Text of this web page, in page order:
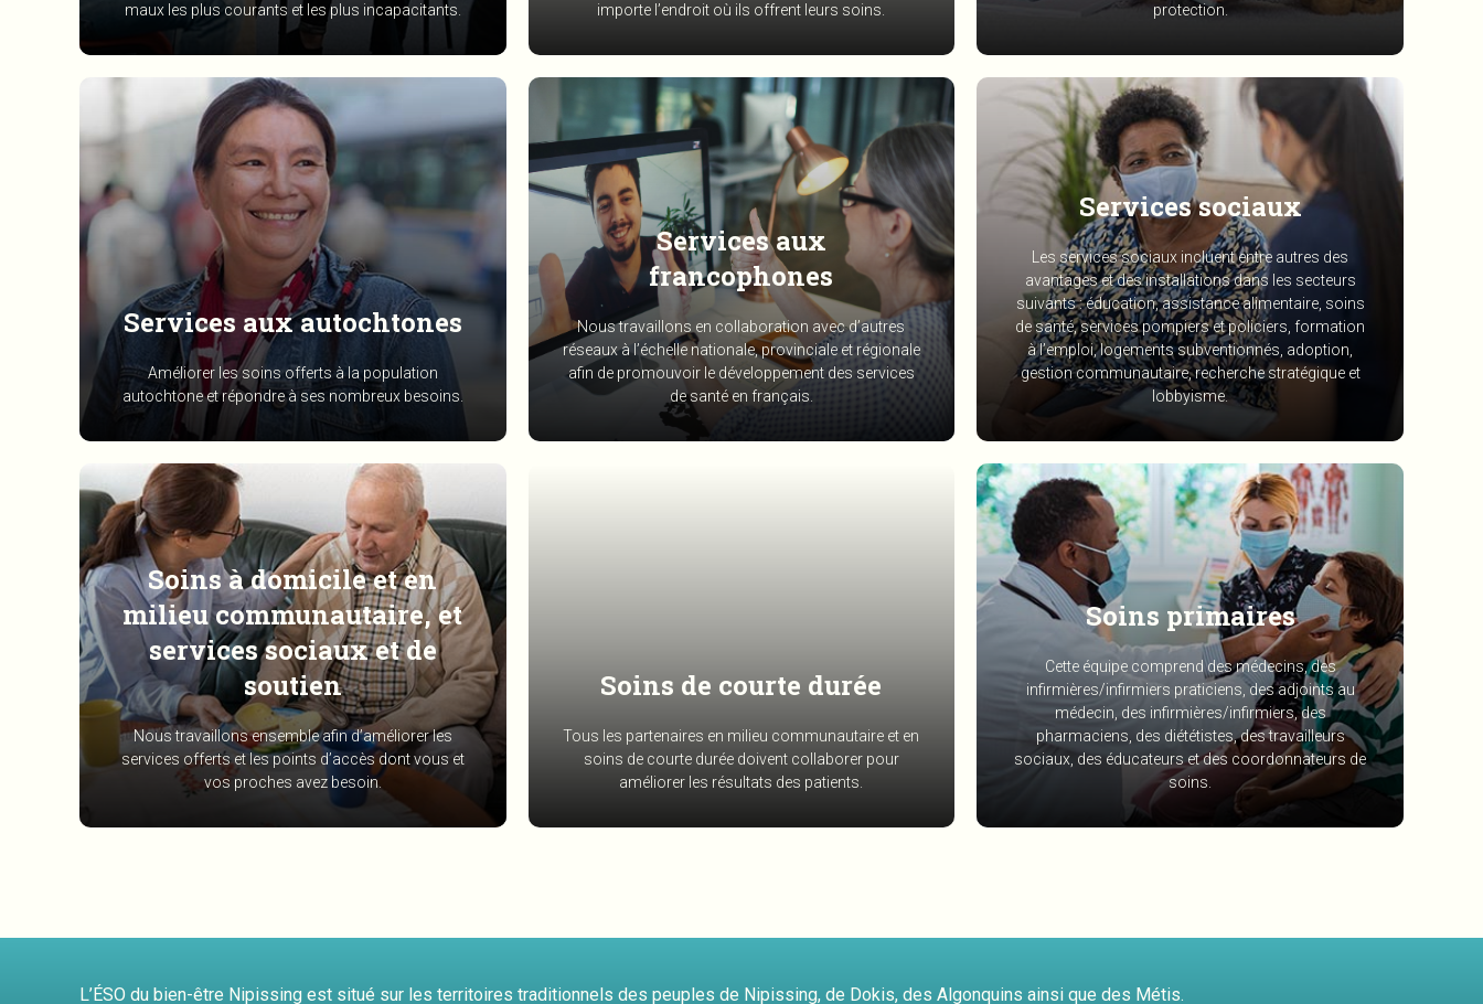
maux les plus courants et les plus incapacitants.
importe l’endroit où ils offrent leurs soins.
protection.
Services aux autochtones
Améliorer les soins offerts à la population
autochtone et répondre à ses nombreux besoins.
Services aux
francophones
Nous travaillons en collaboration avec d’autres
réseaux à l’échelle nationale, provinciale et régionale
afin de promouvoir le développement des services
de santé en français.
Services sociaux
Les services sociaux incluent entre autres des
avantages et des installations dans les secteurs
suivants : éducation, assistance alimentaire, soins
de santé, services pompiers et policiers, formation
à l’emploi, logements subventionnés, adoption,
gestion communautaire, recherche stratégique et
lobbyisme.
Soins à domicile et en
milieu communautaire, et
services sociaux et de
soutien
Nous travaillons ensemble afin d’améliorer les
services offerts et les points d’accès dont vous et
vos proches avez besoin.
Soins de courte durée
Tous les partenaires en milieu communautaire et en
soins de courte durée doivent collaborer pour
améliorer les résultats des patients.
Soins primaires
Cette équipe comprend des médecins, des
infirmières/infirmiers praticiens, des adjoints au
médecin, des infirmières/infirmiers, des
pharmaciens, des diététistes, des travailleurs
sociaux, des éducateurs et des coordonnateurs de
soins.
L’ÉSO du bien-être Nipissing est situé sur les territoires traditionnels des peuples de Nipissing, de Dokis, des Algonquins ainsi que des Métis.